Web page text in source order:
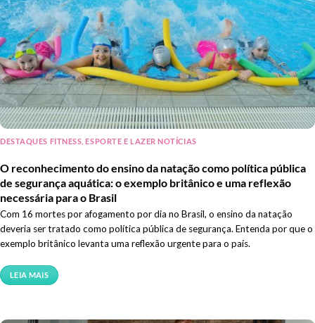
DESTAQUES FITNESS, ESPORTE E LAZER NOTÍCIAS
O reconhecimento do ensino da natação como política pública
de segurança aquática: o exemplo britânico e uma reflexão
necessária para o Brasil
Com 16 mortes por afogamento por dia no Brasil, o ensino da natação
deveria ser tratado como política pública de segurança. Entenda por que o
exemplo britânico levanta uma reflexão urgente para o país.
LEIA MAIS